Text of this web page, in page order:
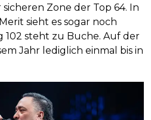
Zone der Top 64. In
sieht es sogar noch
102 steht zu Buche. Auf der
Jahr lediglich einmal bis in